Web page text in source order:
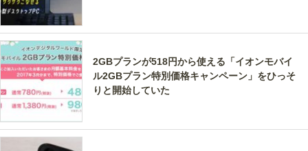
2GBプランが518円から使える「イオンモバイ
ル2GBプラン特別価格キャンペーン」をひっそ
りと開始していた